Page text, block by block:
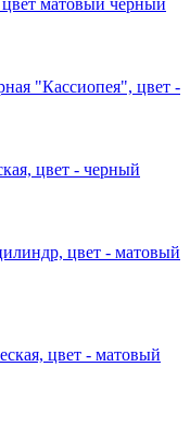
"Кассиопея", цвет -
цвет - черный
цвет - матовый
цвет - матовый